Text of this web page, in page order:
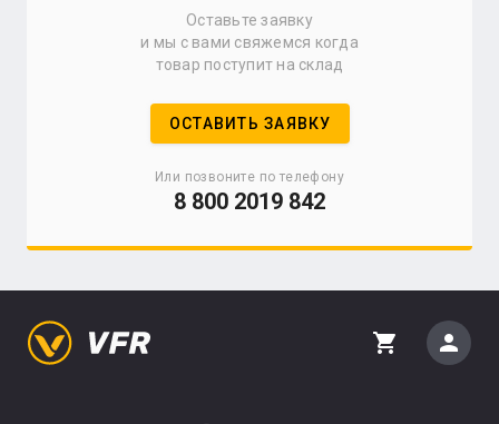
Оставьте заявку
и мы с вами свяжемся когда
товар поступит на склад
ОСТАВИТЬ ЗАЯВКУ
Или позвоните по телефону
8 800 2019 842
shopping_cart person